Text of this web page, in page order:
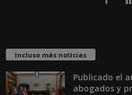
Incluso más noticias
Publicado el
abogados y